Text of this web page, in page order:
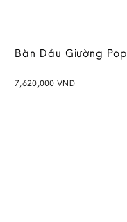
Bàn Đầu Giường Pop
7,620,000 VND